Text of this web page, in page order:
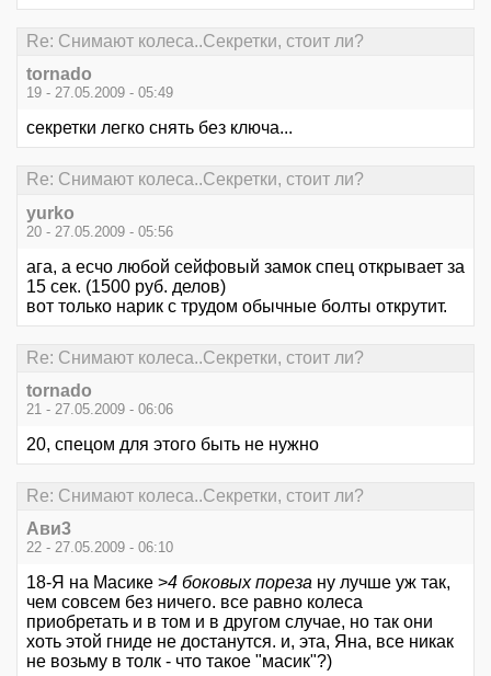
Re: Снимают колеса..Секретки, стоит ли?
tornado
19 - 27.05.2009 - 05:49
секретки легко снять без ключа...
Re: Снимают колеса..Секретки, стоит ли?
yurko
20 - 27.05.2009 - 05:56
ага, а есчо любой сейфовый замок спец открывает за
15 сек. (1500 руб. делов)
вот только нарик с трудом обычные болты открутит.
Re: Снимают колеса..Секретки, стоит ли?
tornado
21 - 27.05.2009 - 06:06
20, спецом для этого быть не нужно
Re: Снимают колеса..Секретки, стоит ли?
Ави3
22 - 27.05.2009 - 06:10
18-Я на Масике >4 боковых пореза ну лучше уж так,
чем совсем без ничего. все равно колеса
приобретать и в том и в другом случае, но так они
хоть этой гниде не достанутся. и, эта, Яна, все никак
не возьму в толк - что такое "масик"?)